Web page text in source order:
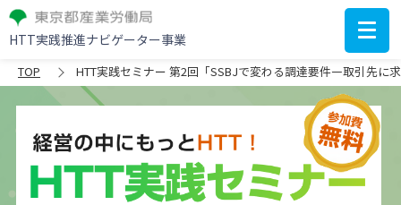
TOP HTT実践セミナー 第2回「SSBJで変わる調達要件―取引先に
HTT実践推進ナビゲーター事業